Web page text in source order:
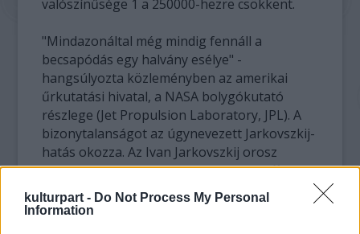
kulturpart - Do Not Process My Personal
Information
valószínűsége 1 a 250000-hezre csökkent.
"Mindazonáltal még mindig fennáll a
becsapódás egy halvány esélye" -
hangsúlyozta közleményben az amerikai
űrkutatási hivatal, a NASA bolygókutató
részlege (Jet Propulsion Laboratory, JPL). A
bizonytalanságot az úgynevezett Jarkovszkij-
hatás okozza. Az Ivan Jarkovszkij orosz
mérnök (1844-1902) által felfedezett effektus
abban áll, hogy a forgó aszteroidák a napos
oldalukon kapják központi csillagunktól a